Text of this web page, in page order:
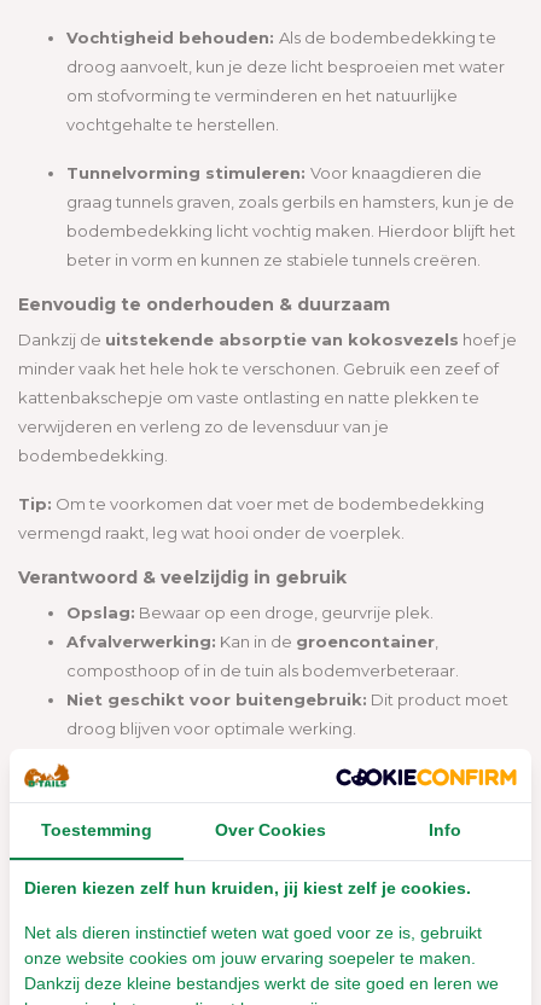
Vochtigheid behouden: Als de bodembedekking te
droog aanvoelt, kun je deze licht besproeien met water
om stofvorming te verminderen en het natuurlijke
vochtgehalte te herstellen.
Tunnelvorming stimuleren: Voor knaagdieren die
graag tunnels graven, zoals gerbils en hamsters, kun je de
bodembedekking licht vochtig maken. Hierdoor blijft het
beter in vorm en kunnen ze stabiele tunnels creëren.
Eenvoudig te onderhouden & duurzaam
Dankzij de uitstekende absorptie van kokosvezels hoef je
minder vaak het hele hok te verschonen. Gebruik een zeef of
kattenbakschepje om vaste ontlasting en natte plekken te
verwijderen en verleng zo de levensduur van je
bodembedekking.
Tip: Om te voorkomen dat voer met de bodembedekking
vermengd raakt, leg wat hooi onder de voerplek.
Verantwoord & veelzijdig in gebruik
Opslag: Bewaar op een droge, geurvrije plek.
Afvalverwerking: Kan in de groencontainer
composthoop of in de tuin als bodemverbeteraar.
Niet geschikt voor buitengebruik: Dit product moet
droog blijven voor optimale werking.
Geen vliegen in de stal of in het appartement
Last van vervelende vliegen?Allkokos Kokosvezel
Bodembedekking
helpt je stal of huisdierruimte schoon en fris
te houden. De uitstekende absorptie voorkomt ophoping van
vocht en ammoniakgeuren, waardoor vliegen minder worden
aangetrokken.
Geen typische dierengeur
Toestemming Over Cookies Info
Dieren kiezen zelf hun kruiden, jij kiest zelf je cookies.
Net als dieren instinctief weten wat goed voor ze is, gebruikt
onze website cookies om jouw ervaring soepeler te maken.
Dankzij deze kleine bestandjes werkt de site goed en leren we